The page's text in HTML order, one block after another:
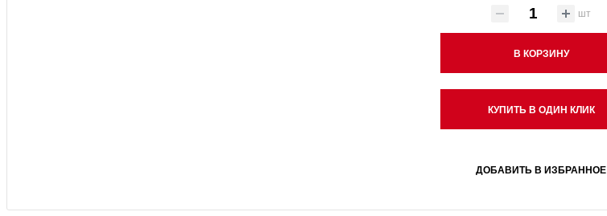
шт
В КОРЗИНУ
КУПИТЬ В ОДИН КЛИК
ДОБАВИТЬ В ИЗБРАННОЕ